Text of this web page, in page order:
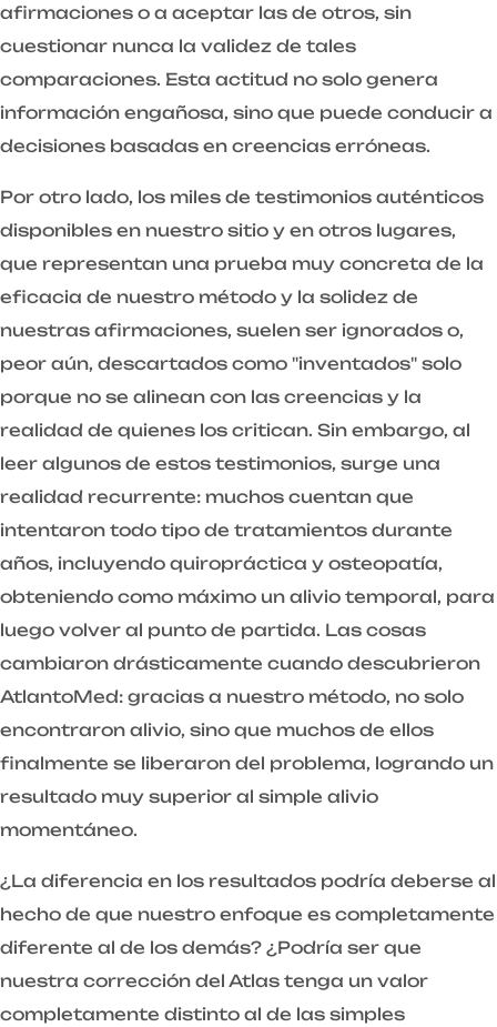
afirmaciones o a aceptar las de otros, sin
cuestionar nunca la validez de tales
comparaciones. Esta actitud no solo genera
información engañosa, sino que puede conducir a
decisiones basadas en creencias erróneas.
Por otro lado, los miles de testimonios auténticos
disponibles en nuestro sitio y en otros lugares,
que representan una prueba muy concreta de la
eficacia de nuestro método y la solidez de
nuestras afirmaciones, suelen ser ignorados o,
peor aún, descartados como "inventados" solo
porque no se alinean con las creencias y la
realidad de quienes los critican. Sin embargo, al
leer algunos de estos testimonios, surge una
realidad recurrente: muchos cuentan que
intentaron todo tipo de tratamientos durante
años, incluyendo quiropráctica y osteopatía,
obteniendo como máximo un alivio temporal, para
luego volver al punto de partida. Las cosas
cambiaron drásticamente cuando descubrieron
AtlantoMed: gracias a nuestro método, no solo
encontraron alivio, sino que muchos de ellos
finalmente se liberaron del problema, logrando un
resultado muy superior al simple alivio
momentáneo.
¿La diferencia en los resultados podría deberse al
hecho de que nuestro enfoque es completamente
diferente al de los demás? ¿Podría ser que
nuestra corrección del Atlas tenga un valor
completamente distinto al de las simples